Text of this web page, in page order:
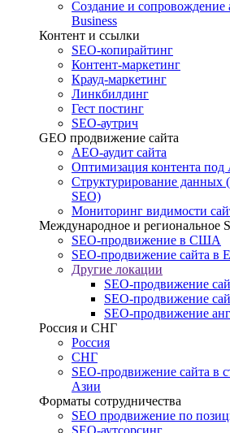
Создание и сопровождение
Business
Контент и ссылки
SEO-копирайтинг
Контент-маркетинг
Крауд-маркетинг
Линкбилдинг
Гест постинг
SEO-аутрич
GEO продвижение сайта
AEO-аудит сайта
Оптимизация контента
Структурирование данных
SEO)
Мониторинг видимости
Международное и региональное
SEO-продвижение в США
SEO-продвижение сайта в
Другие локации
SEO-продвижение
SEO-продвижение
SEO-продвижение
Россия и СНГ
Россия
СНГ
SEO-продвижение сайта в
Азии
Форматы сотрудничества
SEO продвижение по
SEO-аутсорсинг